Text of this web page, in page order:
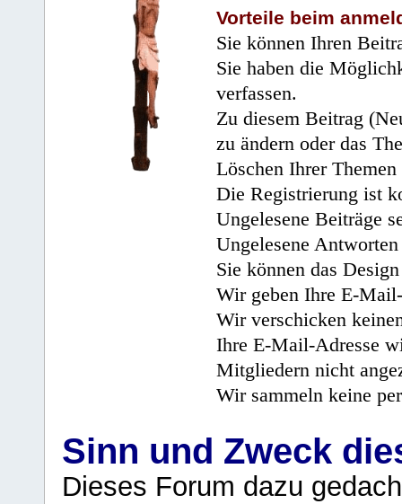
Vorteile beim
Sie können Ihren
Sie haben die
verfassen.
Zu diesem Beitrag
zu ändern oder das
Löschen Ihrer
Die Registrierung ist
Ungelesene Beiträge
Ungelesene
Sie können das
Wir geben Ihre E-
Wir verschicken
Ihre E-Mail-Adresse
Mitgliedern nicht
Wir sammeln keine
Sinn und Zweck
Dieses Forum dazu